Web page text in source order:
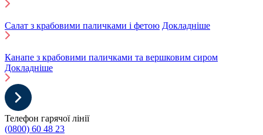
Салат з крабовими паличками і фетою Докладніше
Канапе з крабовими паличками та вершковим сиром
Докладніше
Телефон гарячої лінії
(0800) 60 48 23